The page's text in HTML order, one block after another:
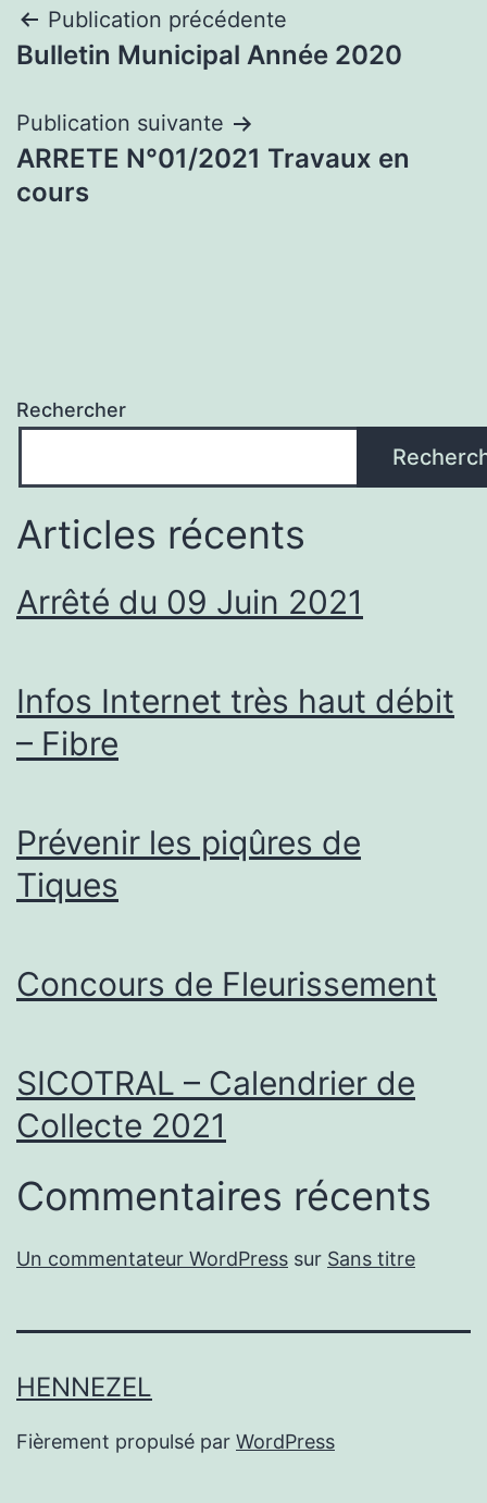
Navigation
de
l’article
Publication précédente
Bulletin Municipal Année 2020
Publication suivante
ARRETE N°01/2021 Travaux en
cours
Rechercher
Articles récents
Arrêté du 09 Juin 2021
Infos Internet très haut débit
– Fibre
Prévenir les piqûres de
Tiques
Concours de Fleurissement
SICOTRAL – Calendrier de
Collecte 2021
Commentaires récents
Un commentateur WordPress sur Sans titre
HENNEZEL
Fièrement propulsé par WordPress